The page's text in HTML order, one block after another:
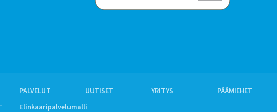
PALVELUT
Elinkaaripalvelumalli
UUTISET YRITYS PÄÄMIEHET